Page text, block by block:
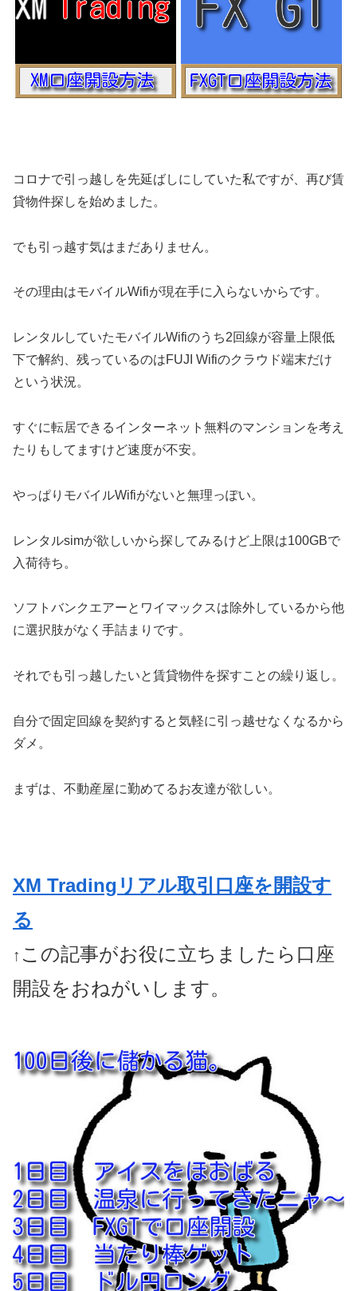
コロナで引っ越しを先延ばしにしていた私ですが、再び賃
貸物件探しを始めました。
でも引っ越す気はまだありません。
その理由はモバイルWifiが現在手に入らないからです。
レンタルしていたモバイルWifiのうち2回線が容量上限低
下で解約、残っているのはFUJI Wifiのクラウド端末だけ
という状況。
すぐに転居できるインターネット無料のマンションを考え
たりもしてますけど速度が不安。
やっぱりモバイルWifiがないと無理っぽい。
レンタルsimが欲しいから探してみるけど上限は100GBで
入荷待ち。
ソフトバンクエアーとワイマックスは除外しているから他
に選択肢がなく手詰まりです。
それでも引っ越したいと賃貸物件を探すことの繰り返し。
自分で固定回線を契約すると気軽に引っ越せなくなるから
ダメ。
まずは、不動産屋に勤めてるお友達が欲しい。
XM Tradingリアル取引口座を開設す
る
↑ この記事がお役に立ちましたら口座
開設をおねがいします。